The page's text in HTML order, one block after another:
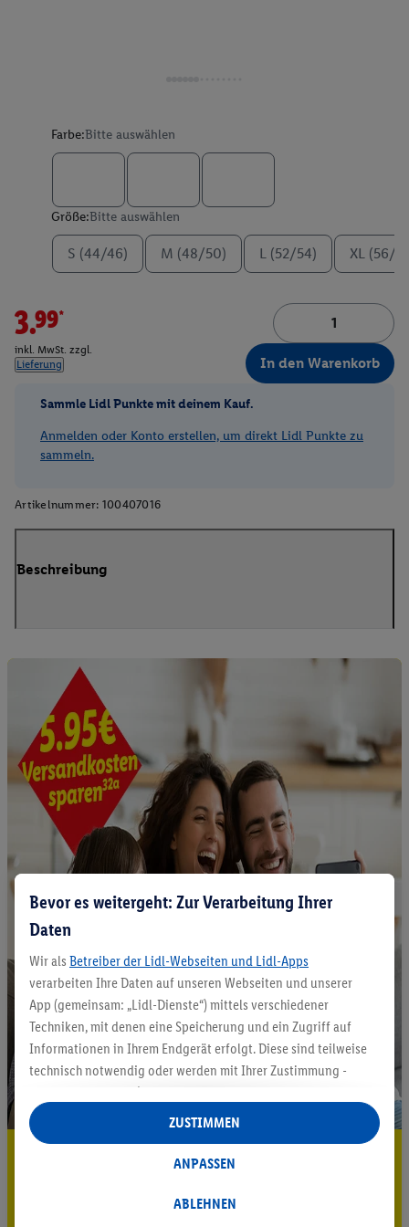
Farbe:Bitte auswählen
Größe:Bitte auswählen
S (44/46) M (48/50) L (52/54) XL (56/
3.99*
inkl. MwSt. zzgl.
Lieferung
In den Warenkorb
Sammle Lidl Punkte mit deinem Kauf.
Anmelden oder Konto erstellen, um direkt Lidl Punkte zu
sammeln.
Artikelnummer: 100407016
Beschreibung
5.95 € Versand sparen³²ᵃ
Bevor es weitergeht: Zur Verarbeitung Ihrer
Daten
Wir als Betreiber der Lidl-Webseiten und Lidl-Apps
verarbeiten Ihre Daten auf unseren Webseiten und unserer
App (gemeinsam: „Lidl-Dienste“) mittels verschiedener
Techniken, mit denen eine Speicherung und ein Zugriff auf
Informationen in Ihrem Endgerät erfolgt. Diese sind teilweise
technisch notwendig oder werden mit Ihrer Zustimmung -
auch durch Partner (u.a.
Verantwortliche; im Zusammenhang mit dem IAB TCF
insgesamt
Statistik-Erstellung oder für personalisierte Werbung
Datenverarbeitungen für personalisierte Werbung werden
ABLEHNEN
ANPASSEN
ZUSTIMMEN